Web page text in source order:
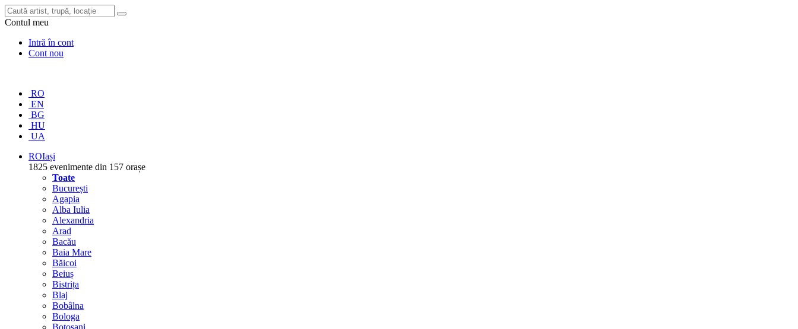
Contul meu
Intră în cont
Cont nou
RO
EN
BG
HU
UA
ROIași
1825 evenimente din 157 orașe
Toate
București
Agapia
Alba Iulia
Alexandria
Arad
Bacău
Baia Mare
Băicoi
Beiuș
Bistrița
Blaj
Bobâlna
Bologa
Botoșani